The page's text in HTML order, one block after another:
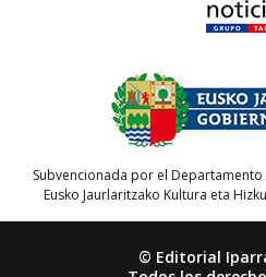
Subvencionada por el
Eusko Jaurlaritzako Kultura eta
© Editorial